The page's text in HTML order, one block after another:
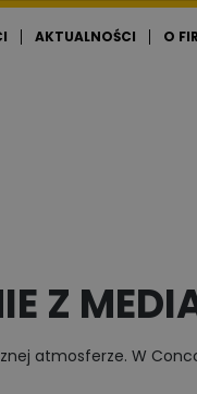
AKTUALNOŚCI O
Z
atmosferze. W